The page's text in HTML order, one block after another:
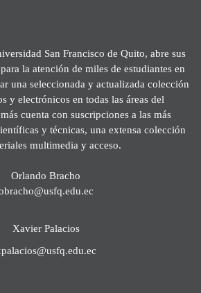
San Francisco de Quito, abre sus
la atención de miles de estudiantes en
una seleccionada y actualizada colección
y electrónicos en todas las áreas del
cuenta con suscripciones a las más
y técnicas, una extensa colección
multimedia y acceso.
Orlando Bracho
Xavier Palacios